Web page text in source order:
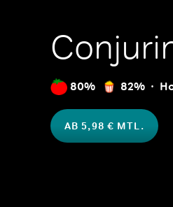
80% 82%
AB 5,98 € MTL.